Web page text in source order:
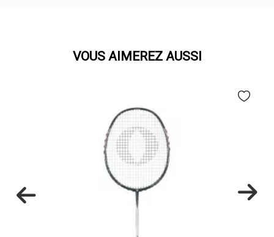
VOUS AIMEREZ AUSSI